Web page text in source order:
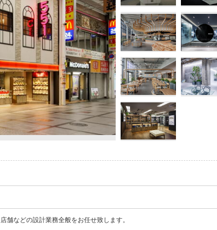
舗などの設計業務全般をお任せ致します。